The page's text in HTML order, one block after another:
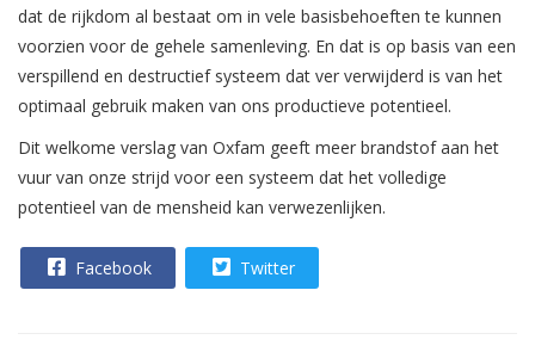
dat de rijkdom al bestaat om in vele basisbehoeften te kunnen
voorzien voor de gehele samenleving. En dat is op basis van een
verspillend en destructief systeem dat ver verwijderd is van het
optimaal gebruik maken van ons productieve potentieel.
Dit welkome verslag van Oxfam geeft meer brandstof aan het
vuur van onze strijd voor een systeem dat het volledige
potentieel van de mensheid kan verwezenlijken.
Facebook Twitter